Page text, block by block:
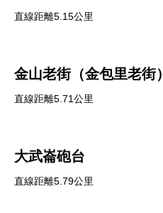
直線距離5.15公里
金山老街（金包里老街）
直線距離5.71公里
大武崙砲台
直線距離5.79公里